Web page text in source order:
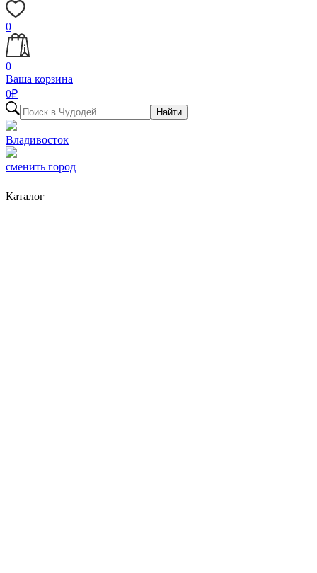
0
0
Ваша корзина
0₽
Найти
Владивосток
сменить город
Каталог